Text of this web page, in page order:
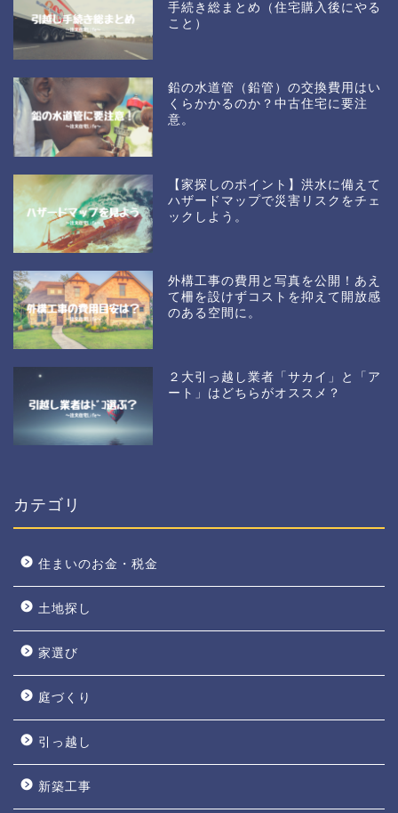
手続き総まとめ（住宅購入後にやる
こと）
鉛の水道管（鉛管）の交換費用はい
くらかかるのか？中古住宅に要注
意。
【家探しのポイント】洪水に備えて
ハザードマップで災害リスクをチェ
ックしよう。
外構工事の費用と写真を公開！あえ
て柵を設けずコストを抑えて開放感
のある空間に。
２大引っ越し業者「サカイ」と「ア
ート」はどちらがオススメ？
カテゴリ
住まいのお金・税金
土地探し
家選び
庭づくり
引っ越し
新築工事